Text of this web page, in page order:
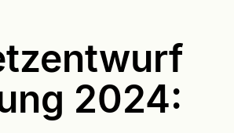
2024: